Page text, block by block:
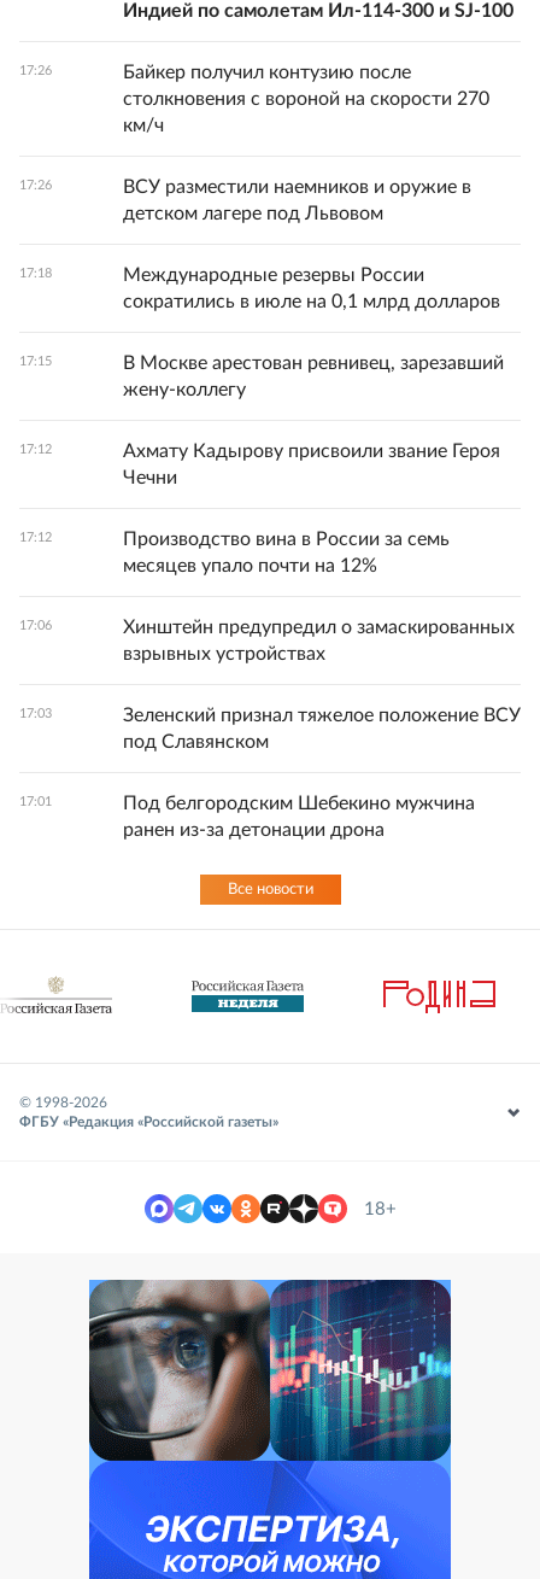
Индией по самолетам Ил-114-300 и SJ-100
17:26
Байкер получил контузию после
столкновения с вороной на скорости 270
км/ч
17:26
ВСУ разместили наемников и оружие в
детском лагере под Львовом
17:18
Международные резервы России
сократились в июле на 0,1 млрд долларов
17:15
В Москве арестован ревнивец, зарезавший
жену-коллегу
17:12
Ахмату Кадырову присвоили звание Героя
Чечни
17:12
Производство вина в России за семь
месяцев упало почти на 12%
17:06
Хинштейн предупредил о замаскированных
взрывных устройствах
17:03
Зеленский признал тяжелое положение ВСУ
под Славянском
17:01
Под белгородским Шебекино мужчина
ранен из-за детонации дрона
Все новости
© 1998-2026
ФГБУ «Редакция «Российской газеты»
18+